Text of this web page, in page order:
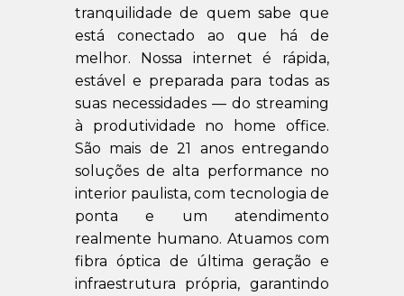
tranquilidade de quem sabe que
está conectado ao que há de
melhor. Nossa internet é rápida,
estável e preparada para todas as
suas necessidades — do streaming
à produtividade no home office.
São mais de 21 anos entregando
soluções de alta performance no
interior paulista, com tecnologia de
ponta e um atendimento
realmente humano. Atuamos com
fibra óptica de última geração e
infraestrutura própria, garantindo